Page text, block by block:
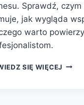
Sprawdź, czym
jak wygląda
warto
SIĘ WIĘCEJ